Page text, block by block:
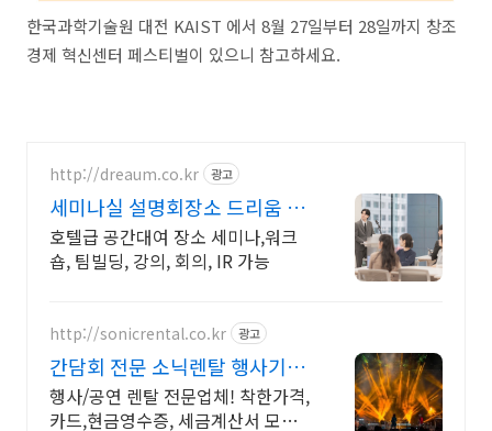
한국과학기술원 대전 KAIST 에서 8월 27일부터 28일까지 창조
경제 혁신센터 페스티벌이 있으니 참고하세요.
http://dreaum.co.kr 광고
세미나실 설명회장소 드리움 강
남, 역삼 대표 행사 공간
호텔급 공간대여 장소 세미나,워크
숍, 팀빌딩, 강의, 회의, IR 가능
http://sonicrental.co.kr 광고
간담회 전문 소닉렌탈 행사기획
과 행사장비 선두주자
행사/공연 렌탈 전문업체! 착한가격,
카드,현금영수증, 세금계산서 모두